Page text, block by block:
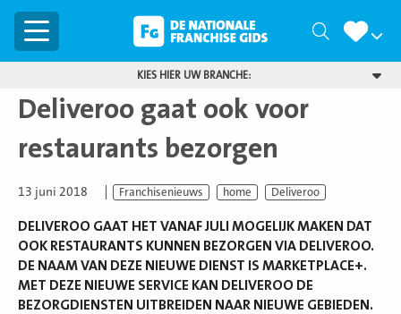
Menu Zoeken
KIES HIER UW BRANCHE:
Deliveroo gaat ook voor
restaurants bezorgen
13 juni 2018 Franchisenieuws home Deliveroo
DELIVEROO GAAT HET VANAF JULI MOGELIJK MAKEN DAT
OOK RESTAURANTS KUNNEN BEZORGEN VIA DELIVEROO.
DE NAAM VAN DEZE NIEUWE DIENST IS MARKETPLACE+.
MET DEZE NIEUWE SERVICE KAN DELIVEROO DE
BEZORGDIENSTEN UITBREIDEN NAAR NIEUWE GEBIEDEN.